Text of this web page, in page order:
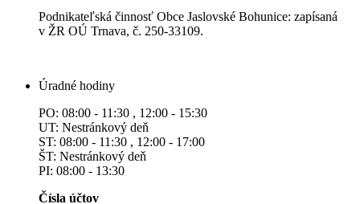
Podnikateľská činnosť Obce Jaslovské Bohunice: zapísaná
v ŽR OÚ Trnava, č. 250-33109.
Úradné hodiny
PO: 08:00 - 11:30 , 12:00 - 15:30
UT: Nestránkový deň
ST: 08:00 - 11:30 , 12:00 - 17:00
ŠT: Nestránkový deň
PI: 08:00 - 13:30
Čísla účtov